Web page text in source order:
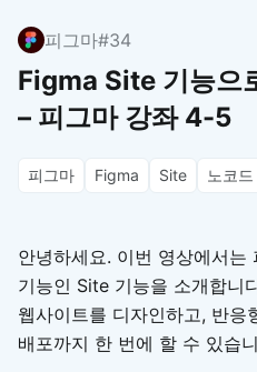
피그마#34
Figma Site 기능으
– 피그마 강좌 4-5
피그마 Figma Site 노코드
안녕하세요. 이번 영상에서
기능인 Site 기능을 소개합니
웹사이트를 디자인하고, 반응
배포까지 한 번에 할 수 있습